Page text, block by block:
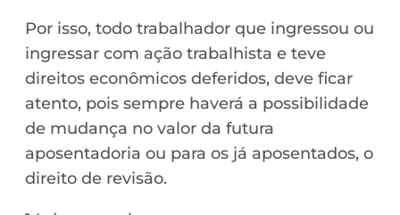
Por isso, todo trabalhador que ingressou ou
ingressar com ação trabalhista e teve
direitos econômicos deferidos, deve ficar
atento, pois sempre haverá a possibilidade
de mudança no valor da futura
aposentadoria ou para os já aposentados, o
direito de revisão.